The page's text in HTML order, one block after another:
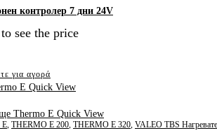
контролер 7 дни 24V
see the price
για αγορά
Quick View
Quick View
E, THERMO E 200, THERMO E 320, VALEO TBS